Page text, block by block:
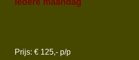
Iedere maandag
Prijs: € 125,- p/p